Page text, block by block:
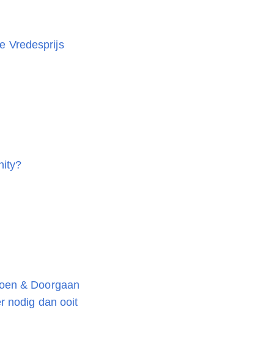
Vredesprijs
& Doorgaan
nodig dan ooit